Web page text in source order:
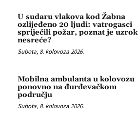
U sudaru vlakova kod Žabna
ozlijeđeno 20 ljudi: vatrogasci
spriječili požar, poznat je uzrok
nesreće?
Subota, 8. kolovoza 2026.
Mobilna ambulanta u kolovozu
ponovno na đurđevačkom
području
Subota, 8. kolovoza 2026.